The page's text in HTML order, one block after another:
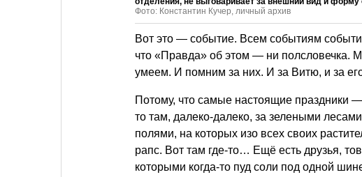
Фото: Константин Кучер, личный архив
Вот это — событие. Всем событиям
что «Правда» об этом — ни
умеем. И помним за них. И за Витю, и за
Потому, что самые настоящие праздники —
то там, далеко-далеко, за зелеными
полями, на которых изо всех своих
рапс. Вот там где-то… Ещё есть друзья,
которыми когда-то пуд соли под одной